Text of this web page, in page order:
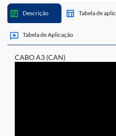
Descrição Tabela de
Tabela de Aplicação
CABO A3 (CAN)